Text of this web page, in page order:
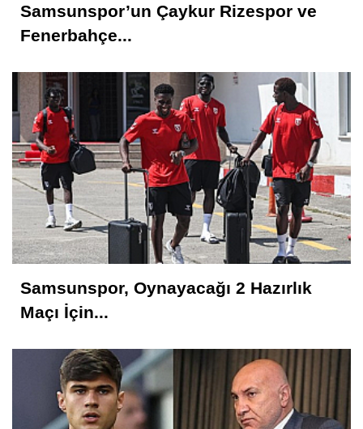
Samsunspor’un Çaykur Rizespor ve
Fenerbahçe...
Samsunspor, Oynayacağı 2 Hazırlık
Maçı İçin...